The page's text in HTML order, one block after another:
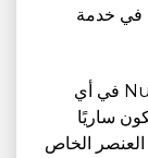
في خدمة
7.2. لديك الحق في إلغاء اشتراكك في Nuubu في أي
ساريًا
العنصر الخاص